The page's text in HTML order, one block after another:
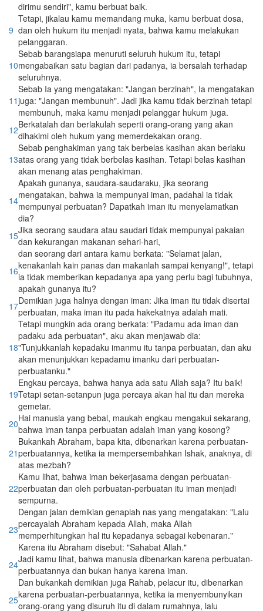
dirimu sendiri", kamu berbuat baik.
9
Tetapi, jikalau kamu memandang muka, kamu berbuat dosa,
dan oleh hukum itu menjadi nyata, bahwa kamu melakukan
pelanggaran.
10
Sebab barangsiapa menuruti seluruh hukum itu, tetapi
mengabaikan satu bagian dari padanya, ia bersalah terhadap
seluruhnya.
11
Sebab Ia yang mengatakan: "Jangan berzinah", Ia mengatakan
juga: "Jangan membunuh". Jadi jika kamu tidak berzinah tetapi
membunuh, maka kamu menjadi pelanggar hukum juga.
12Berkatalah dan berlakulah seperti orang-orang yang akan
dihakimi oleh hukum yang memerdekakan orang.
13
Sebab penghakiman yang tak berbelas kasihan akan berlaku
atas orang yang tidak berbelas kasihan. Tetapi belas kasihan
akan menang atas penghakiman.
14
Apakah gunanya, saudara-saudaraku, jika seorang
mengatakan, bahwa ia mempunyai iman, padahal ia tidak
mempunyai perbuatan? Dapatkah iman itu menyelamatkan
dia?
15Jika seorang saudara atau saudari tidak mempunyai pakaian
dan kekurangan makanan sehari-hari,
16
dan seorang dari antara kamu berkata: "Selamat jalan,
kenakanlah kain panas dan makanlah sampai kenyang!", tetapi
ia tidak memberikan kepadanya apa yang perlu bagi tubuhnya,
apakah gunanya itu?
17Demikian juga halnya dengan iman: Jika iman itu tidak disertai
perbuatan, maka iman itu pada hakekatnya adalah mati.
18
Tetapi mungkin ada orang berkata: "Padamu ada iman dan
padaku ada perbuatan", aku akan menjawab dia:
"Tunjukkanlah kepadaku imanmu itu tanpa perbuatan, dan aku
akan menunjukkan kepadamu imanku dari perbuatan-
perbuatanku."
19
Engkau percaya, bahwa hanya ada satu Allah saja? Itu baik!
Tetapi setan-setanpun juga percaya akan hal itu dan mereka
gemetar.
20Hai manusia yang bebal, maukah engkau mengakui sekarang,
bahwa iman tanpa perbuatan adalah iman yang kosong?
21
Bukankah Abraham, bapa kita, dibenarkan karena perbuatan-
perbuatannya, ketika ia mempersembahkan Ishak, anaknya, di
atas mezbah?
22
Kamu lihat, bahwa iman bekerjasama dengan perbuatan-
perbuatan dan oleh perbuatan-perbuatan itu iman menjadi
sempurna.
23
Dengan jalan demikian genaplah nas yang mengatakan: "Lalu
percayalah Abraham kepada Allah, maka Allah
memperhitungkan hal itu kepadanya sebagai kebenaran."
Karena itu Abraham disebut: "Sahabat Allah."
24Jadi kamu lihat, bahwa manusia dibenarkan karena perbuatan-
perbuatannya dan bukan hanya karena iman.
25
Dan bukankah demikian juga Rahab, pelacur itu, dibenarkan
karena perbuatan-perbuatannya, ketika ia menyembunyikan
orang-orang yang disuruh itu di dalam rumahnya, lalu